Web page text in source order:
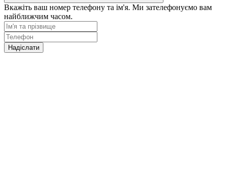
Вкажіть ваш номер телефону та ім'я. Ми зателефонуємо вам
найближчим часом.
Надіслати